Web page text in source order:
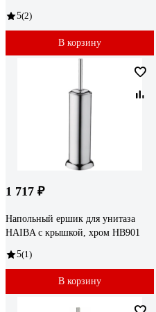
5(2)
В корзину
1 717 ₽
Напольный ершик для унитаза
HAIBA с крышкой, хром HB901
5(1)
В корзину